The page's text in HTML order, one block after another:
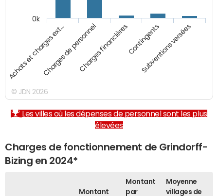
Achats et charges ext…Charges de personnelCharges financièresContingents
Subventions versées
0k
© JDN 2026
Les villes où les dépenses de personnel sont les plus
élevées
Charges de fonctionnement de Grindorff-
Bizing en 2024*
Montant
Montant
par
Moyenne
villages de